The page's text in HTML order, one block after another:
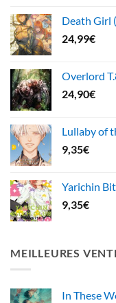
Death Girl
24,99€
Overlord
24,90€
Lullaby of
9,35€
Yarichin
9,35€
MEILLEURES
In These